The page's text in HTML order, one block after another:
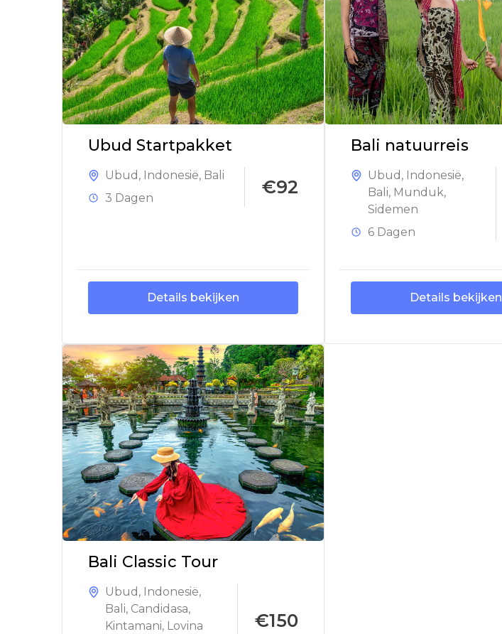
Ubud Startpakket
Ubud , Indonesië, Bali
3 Dagen
€92
Details bekijken
Bali natuurreis
Ubud , Indonesië,
Bali, Munduk,
Sidemen
6 Dagen
Details bekijken
Bali Classic Tour
Ubud , Indonesië,
Bali, Candidasa,
Kintamani, Lovina
€150